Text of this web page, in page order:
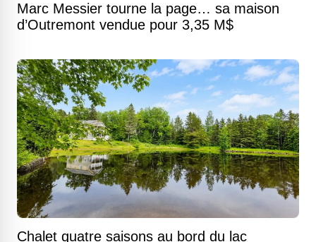
Marc Messier tourne la page… sa maison
d’Outremont vendue pour 3,35 M$
Chalet quatre saisons au bord du lac